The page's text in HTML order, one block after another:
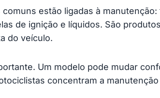
estão ligadas à
de ignição e líquidos. São
do veículo.
Um modelo pode mudar
concentram a